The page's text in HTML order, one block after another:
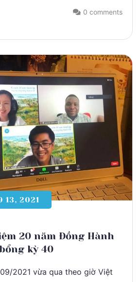
0 comments
13, 2021
20 năm Đồng Hành
kỳ 40
2021 vừa qua theo giờ Việt